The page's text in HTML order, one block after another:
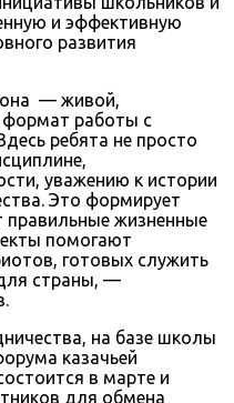
и эффективную
развития
— живой,
формат работы с
ребята не просто
уважению к истории
Это формирует
правильные жизненные
помогают
готовых служить
страны, —
на базе школы
казачьей
в марте и
для обмена